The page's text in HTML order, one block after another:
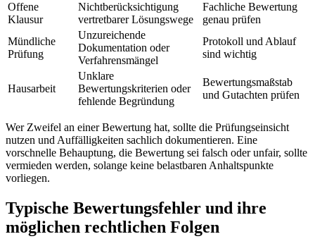
Offene
Klausur
Nichtberücksichtigung
vertretbarer Lösungswege
Fachliche Bewertung
genau prüfen
Mündliche
Prüfung
Unzureichende
Dokumentation oder
Verfahrensmängel
Protokoll und Ablauf
sind wichtig
Hausarbeit
Unklare
Bewertungskriterien oder
fehlende Begründung
Bewertungsmaßstab
und Gutachten prüfen
Wer Zweifel an einer Bewertung hat, sollte die Prüfungseinsicht
nutzen und Auffälligkeiten sachlich dokumentieren. Eine
vorschnelle Behauptung, die Bewertung sei falsch oder unfair, sollte
vermieden werden, solange keine belastbaren Anhaltspunkte
vorliegen.
Typische Bewertungsfehler und ihre
möglichen rechtlichen Folgen